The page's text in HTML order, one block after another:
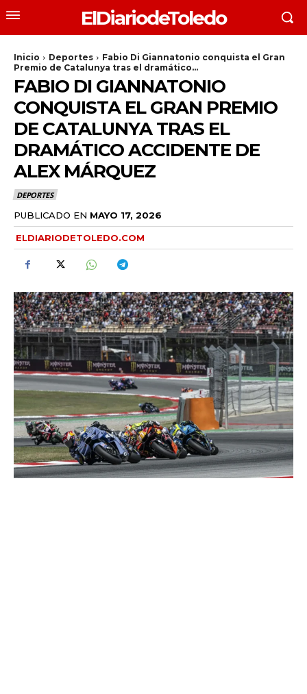
ElDiariodeToledo
Inicio Deportes
Fabio Di Giannatonio conquista el Gran
Premio de Catalunya tras el dramático...
FABIO DI GIANNATONIO
CONQUISTA EL GRAN PREMIO
DE CATALUNYA TRAS EL
DRAMÁTICO ACCIDENTE DE
ALEX MÁRQUEZ
DEPORTES
PUBLICADO EN MAYO 17, 2026
ELDIARIODETOLEDO.COM